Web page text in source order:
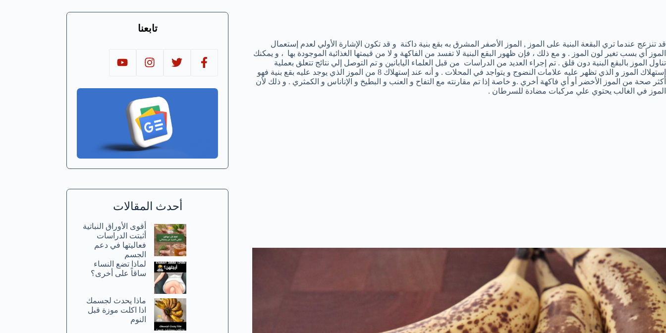
قد تنزعج عندما تري البقعة البنية على الموز , الموز الأصفر المشرق به بقع بنية داكنة و قد تكون الإشارة الأولي لعدم إستعمال
الموز أي بسب تغير لون الموز . و مع ذلك ، فإن ظهور البقع البنية لا تفسد من الفاكهة و لا من قيمتها الغذائية الموجودة بها ، و يمكنك
تناول الموز بالبقع البنية دون قلق . تم إجراء العديد من الدراسات من قبل العلماء اليابانين و تم التوصل إلي نتائج تتعلق بعملية
إستهلاك الموز و الذي تظهر عليه علامات النضوج و يتواجد في المحلات . و أنه عند إستهلاك 8 من الموز الذي يوجد عليه بقع بنية فهو
أكثر صحة من الموز الأخضر أو أي فاكهة أخري .و خاصة إذا تم مقارنته مع التفاح و العنب و البطيخ و الإناناس و الكمثري . و ذلك لأن
الموز في الغالب يحتوي علي مركبات مضادة للسرطان .
تابعنا
أحدث المقالات
أقوى الأوراق النباتية
أثبتت الدراسات
فعاليتها في دعم
الجسم
لماذا تضع النساء
ساقاً على أخرى؟
ماذا يحدث لجسمك
اذا اكلت موزة قبل
النوم